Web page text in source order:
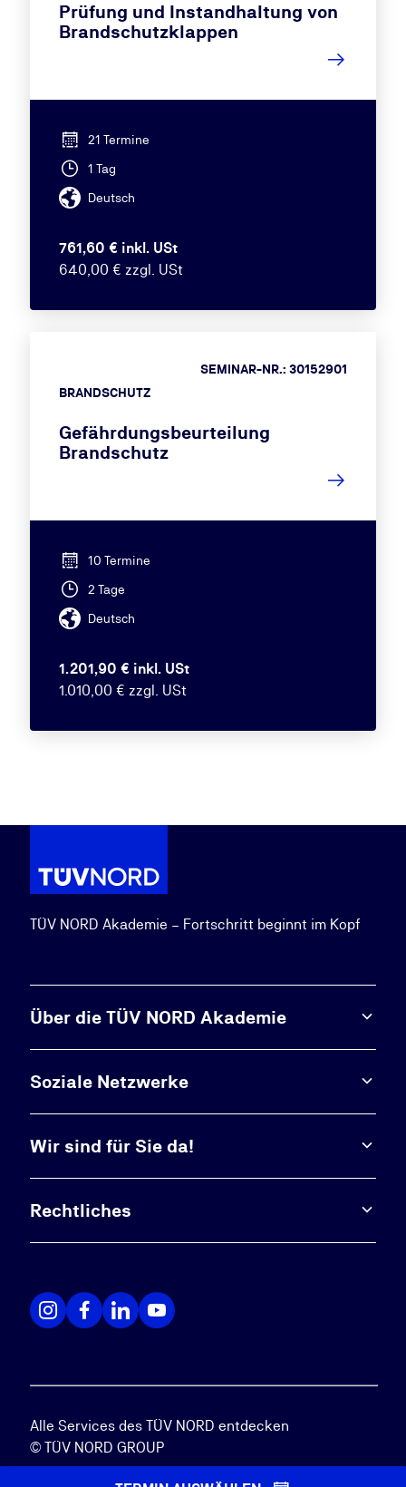
Prüfung und Instandhaltung von
Brandschutzklappen
21 Termine
1 Tag
Deutsch
761,60 € inkl. USt
640,00 € zzgl. USt
BRANDSCHUTZ
SEMINAR-NR.: 30152901
Gefährdungsbeurteilung
Brandschutz
10 Termine
2 Tage
Deutsch
1.201,90 € inkl. USt
1.010,00 € zzgl. USt
TÜV NORD Akademie – Fortschritt beginnt im Kopf
Über die TÜV NORD Akademie
Soziale Netzwerke
Wir sind für Sie da!
Rechtliches
Alle Services des TÜV NORD entdecken
© TÜV NORD GROUP